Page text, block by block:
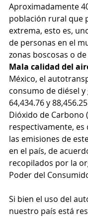
Aproximadamente
población rural que
extrema, esto es,
de personas en el
zonas boscosas o
Mala calidad del
México, el
consumo de diésel
64,434.76 y
Dióxido de Carbono
respectivamente, es
las emisiones de
en el país, de
recopilados por la
Poder del
Si bien el uso del
nuestro país está